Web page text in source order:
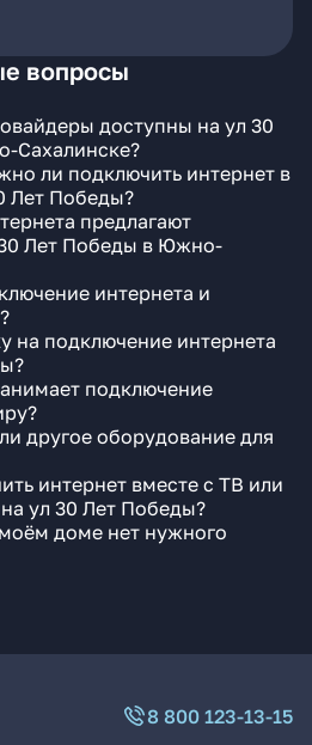
вопросы
доступны на ул 30
Сахалинске?
ли подключить интернет в
Лет Победы?
предлагают
Лет Победы в Южно-
интернета и
на подключение интернета
подключение
другое оборудование для
интернет вместе с ТВ или
ул 30 Лет Победы?
доме нет нужного
8 800 123-13-15